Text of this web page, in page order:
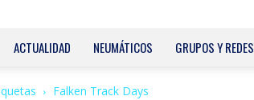
ACTUALIDAD NEUMÁTICOS GRUPOS Y REDES
Falken Track Days